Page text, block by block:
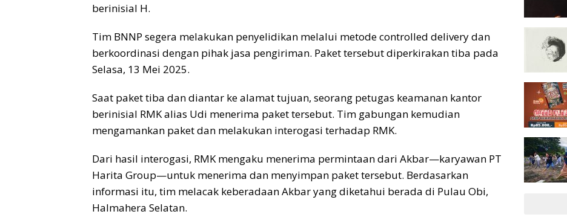
berinisial H.
Tim BNNP segera melakukan penyelidikan melalui metode controlled delivery dan
berkoordinasi dengan pihak jasa pengiriman. Paket tersebut diperkirakan tiba pada
Selasa, 13 Mei 2025.
Saat paket tiba dan diantar ke alamat tujuan, seorang petugas keamanan kantor
berinisial RMK alias Udi menerima paket tersebut. Tim gabungan kemudian
mengamankan paket dan melakukan interogasi terhadap RMK.
Dari hasil interogasi, RMK mengaku menerima permintaan dari Akbar—karyawan PT
Harita Group—untuk menerima dan menyimpan paket tersebut. Berdasarkan
informasi itu, tim melacak keberadaan Akbar yang diketahui berada di Pulau Obi,
Halmahera Selatan.